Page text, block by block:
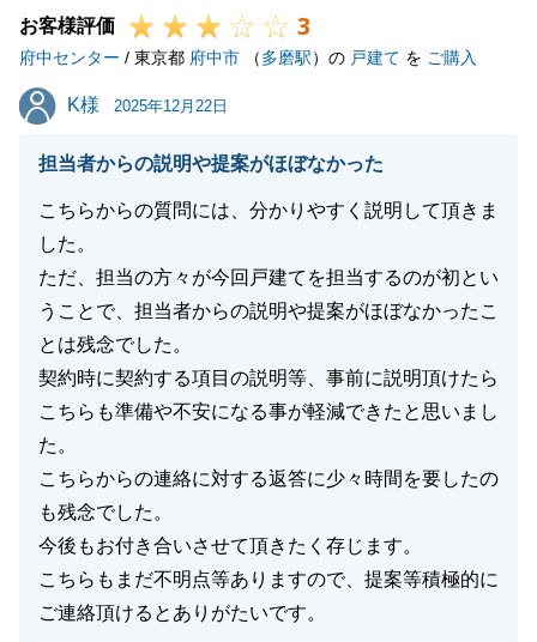
お客様評価 3
府中センター / 東京都 府中市 （多磨駅）の 戸建て を ご購入
K様
K様 2025年12月22日
担当者からの説明や提案がほぼなかった
こちらからの質問には、分かりやすく説明して頂きま
した。
ただ、担当の方々が今回戸建てを担当するのが初とい
うことで、担当者からの説明や提案がほぼなかったこ
とは残念でした。
契約時に契約する項目の説明等、事前に説明頂けたら
こちらも準備や不安になる事が軽減できたと思いまし
た。
こちらからの連絡に対する返答に少々時間を要したの
も残念でした。
今後もお付き合いさせて頂きたく存じます。
こちらもまだ不明点等ありますので、提案等積極的に
ご連絡頂けるとありがたいです。